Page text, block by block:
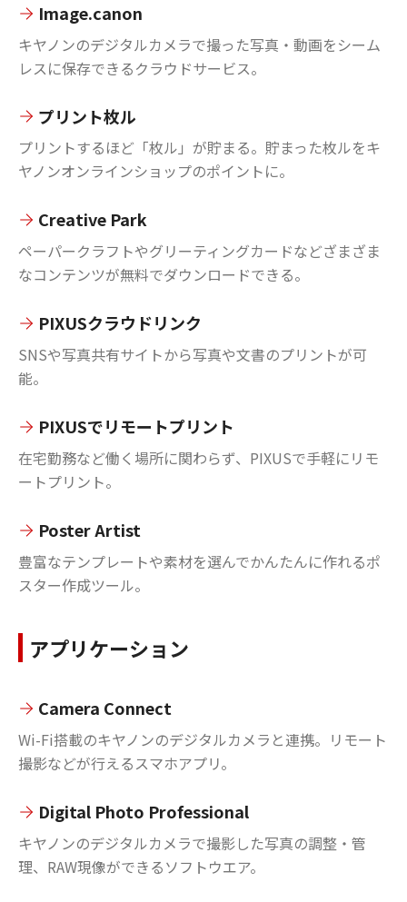
Image.canon
キヤノンのデジタルカメラで撮った写真・動画をシーム
レスに保存できるクラウドサービス。
プリント枚ル
プリントするほど「枚ル」が貯まる。貯まった枚ルをキ
ヤノンオンラインショップのポイントに。
Creative Park
ペーパークラフトやグリーティングカードなどざまざま
なコンテンツが無料でダウンロードできる。
PIXUSクラウドリンク
SNSや写真共有サイトから写真や文書のプリントが可
能。
PIXUSでリモートプリント
在宅勤務など働く場所に関わらず、PIXUSで手軽にリモ
ートプリント。
Poster Artist
豊富なテンプレートや素材を選んでかんたんに作れるポ
スター作成ツール。
アプリケーション
Camera Connect
Wi-Fi搭載のキヤノンのデジタルカメラと連携。リモート
撮影などが行えるスマホアプリ。
Digital Photo Professional
キヤノンのデジタルカメラで撮影した写真の調整・管
理、RAW現像ができるソフトウエア。